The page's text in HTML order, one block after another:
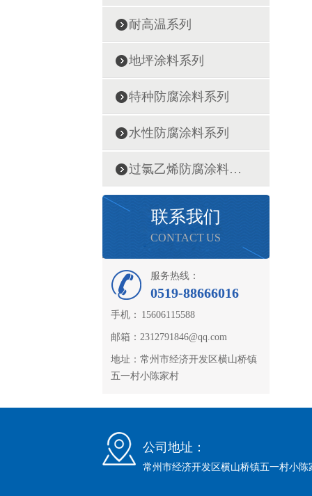
耐高温系列
地坪涂料系列
特种防腐涂料系列
水性防腐涂料系列
过氯乙烯防腐涂料系列
联系我们
CONTACT US
服务热线：
0519-88666016
手机： 15606115588
邮箱：2312791846@qq.com
地址：常州市经济开发区横山桥镇
五一村小陈家村
公司地址：
常州市经济开发区横山桥镇五一村小陈